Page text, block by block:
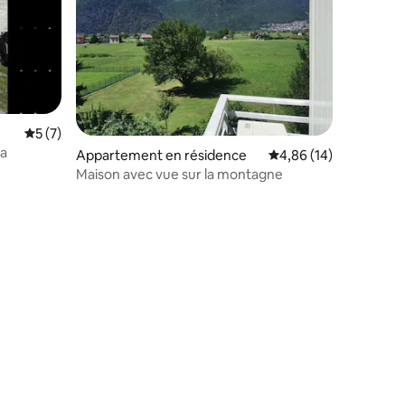
Évaluation moyenne sur la base de 7 commentaires : 5 sur 5
5 (7)
Appartement en résidence Évaluation moyenne
4,86 (14)
Maison avec vue sur la montagne